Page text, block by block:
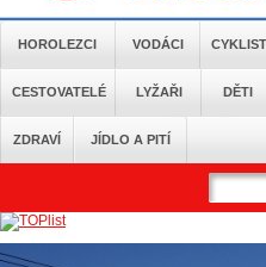
HOROLEZCI VODÁCI
CESTOVATELÉ LYŽAŘI DĚTI
ZDRAVÍ JÍDLO A PITÍ